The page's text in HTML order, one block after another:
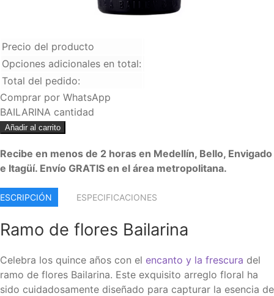
Precio del producto
Opciones adicionales en total:
Total del pedido:
Comprar por WhatsApp
BAILARINA cantidad
Añadir al carrito
Recibe en menos de 2 horas en Medellín, Bello, Envigado
e Itagüí. Envío GRATIS en el área metropolitana.
ESPECIFICACIONES
Ramo de flores Bailarina
Celebra los quince años con el encanto y la frescura del
ramo de flores Bailarina. Este exquisito arreglo floral ha
sido cuidadosamente diseñado para capturar la esencia de